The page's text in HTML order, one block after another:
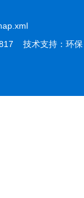
技术支持： 环保